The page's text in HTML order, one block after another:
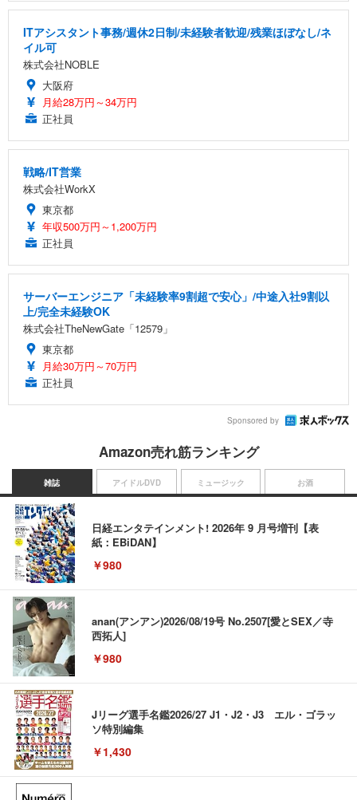
ITアシスタント事務/週休2日制/未経験者歓迎/残業ほぼなし/ネ
イル可
株式会社NOBLE
大阪府
月給28万円～34万円
正社員
戦略/IT営業
株式会社WorkX
東京都
年収500万円～1,200万円
正社員
サーバーエンジニア「未経験率9割超で安心」/中途入社9割以
上/完全未経験OK
株式会社TheNewGate「12579」
東京都
月給30万円～70万円
正社員
Sponsored by
Amazon売れ筋ランキング
雑誌
日経エンタテインメント! 2026年 9 月号増刊【表
紙：EBiDAN】
￥980
anan(アンアン)2026/08/19号 No.2507[愛とSEX／寺
西拓人]
￥980
Jリーグ選手名鑑2026/27 J1・J2・J3 エル・ゴラッ
ソ特別編集
￥1,430
アイドルDVD ミュージック お酒